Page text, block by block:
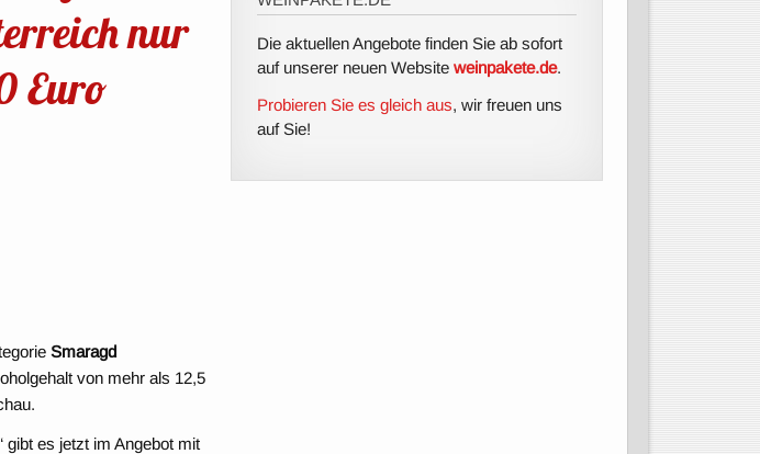
nur
Euro
Smaragd
von mehr als 12,5
gibt es jetzt im Angebot mit
Die aktuellen Angebote finden Sie ab sofort
auf unserer neuen Websiteweinpakete.de.
Probieren Sie es gleich aus, wir freuen uns
auf Sie!